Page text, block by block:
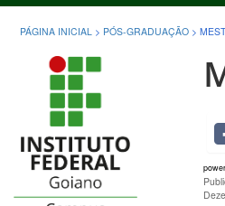
PÁGINA INICIAL > PÓS-GRADUAÇÃO >